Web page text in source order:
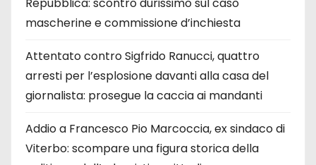
mascherine e commissione d’inchiesta
Attentato contro Sigfrido Ranucci, quattro
arresti per l’esplosione davanti alla casa del
giornalista: prosegue la caccia ai mandanti
Addio a Francesco Pio Marcoccia, ex sindaco di
Viterbo: scompare una figura storica della